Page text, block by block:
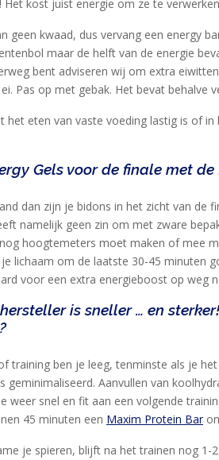
Het kost juist energie om ze te
geen kwaad, dus vervang een energy
maar de helft van de energie
bent adviseren wij om extra
Pas op met gebak. Het bevat behalve
het eten van vaste voeding lastig is of
Gels voor de finale met
dan zijn je bidons in het zicht van de
namelijk geen zin om met zware
hoogtemeters moet maken of mee
lichaam om de laatste 30-45 minuten
voor een extra energieboost op weg
is sneller … en
training ben je leeg, tenminste als je
geminimaliseerd. Aanvullen van
weer snel en fit aan een volgende
45 minuten een Maxim Protein Bar
je spieren, blijft na het trainen nog